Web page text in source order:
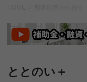
ととのい＋